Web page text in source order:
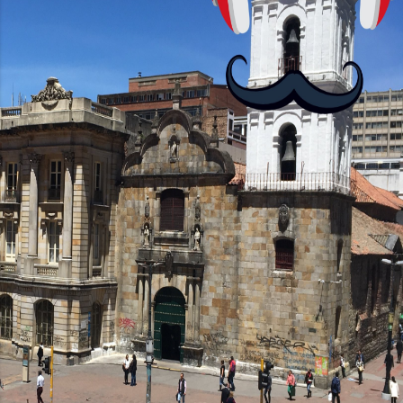
no podrás jugar contra otros humanos
La aplicación Duolingo fue lanzada en
2012 y cuenta con más de 37 millones
de usuarios activos diarios. Desde 2022,
ha empeza...